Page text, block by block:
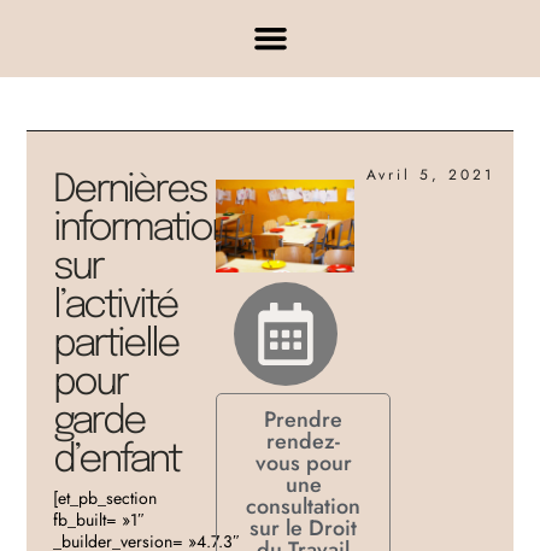
Dernières
informations
sur
l’activité
partielle
pour
garde
d’enfant
[et_pb_section
fb_built= »1″
_builder_version= »4.7.3″
Prendre
rendez-
vous pour
une
consultation
sur le Droit
Avril 5, 2021